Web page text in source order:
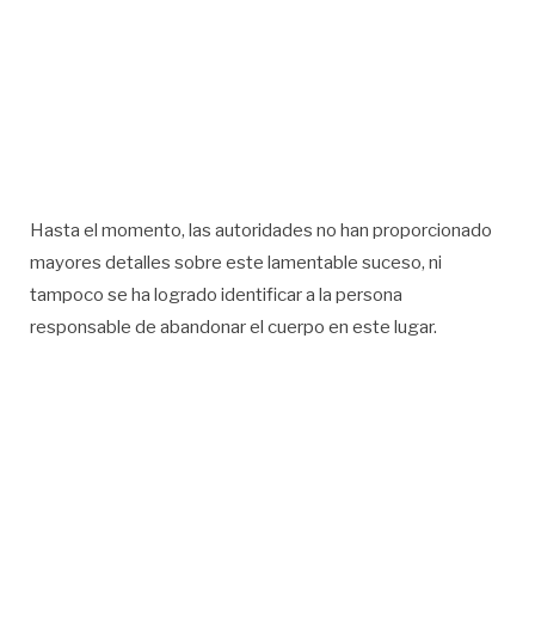
Hasta el momento, las autoridades no han proporcionado
mayores detalles sobre este lamentable suceso, ni
tampoco se ha logrado identificar a la persona
responsable de abandonar el cuerpo en este lugar.